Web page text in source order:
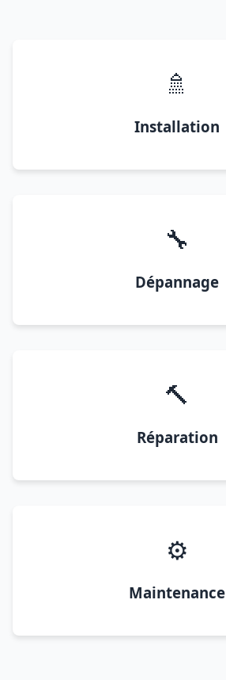
🚿
Installation
🔧
Dépannage
🔨
Réparation
⚙️
Maintenance